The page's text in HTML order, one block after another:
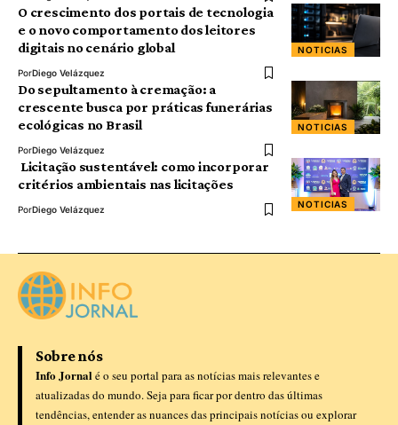
NOTICIAS
O crescimento dos portais de tecnologia
e o novo comportamento dos leitores
digitais no cenário global
PorDiego Velázquez
NOTICIAS
Do sepultamento à cremação: a
crescente busca por práticas funerárias
ecológicas no Brasil
PorDiego Velázquez
NOTICIAS
Licitação sustentável: como incorporar
critérios ambientais nas licitações
PorDiego Velázquez
Sobre nós
Info Jornalé o seu portal para as notícias mais relevantes e
atualizadas do mundo. Seja para ficar por dentro das últimas
tendências, entender as nuances das principais notícias ou explorar